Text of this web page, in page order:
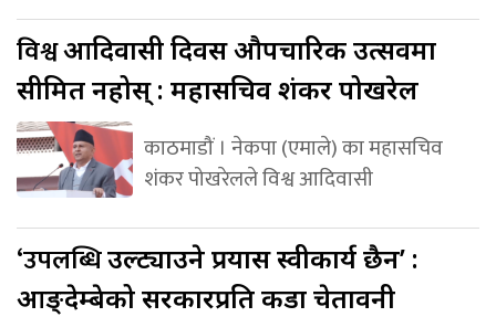
विश्वआदिवासी दिवस औपचारिक उत्सवमा
सीमित नहोस् : महासचिव शंकर पोखरेल
काठमाडौं । नेकपा (एमाले) का महासचिव
शंकर पोखरेलले विश्व आदिवासी
‘उपलब्धिउल्ट्याउने प्रयास स्वीकार्य छैन’ :
आङ्देम्बेको सरकारप्रति कडा चेतावनी